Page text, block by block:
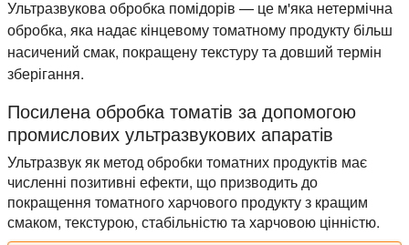
Ультразвукова обробка помідорів — це м'яка нетермічна
обробка, яка надає кінцевому томатному продукту більш
насичений смак, покращену текстуру та довший термін
зберігання.
Посилена обробка томатів за допомогою
промислових ультразвукових апаратів
Ультразвук як метод обробки томатних продуктів має
численні позитивні ефекти, що призводить до
покращення томатного харчового продукту з кращим
смаком, текстурою, стабільністю та харчовою цінністю.